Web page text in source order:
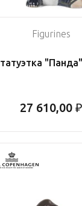
Figurines
27 610,00 ₽